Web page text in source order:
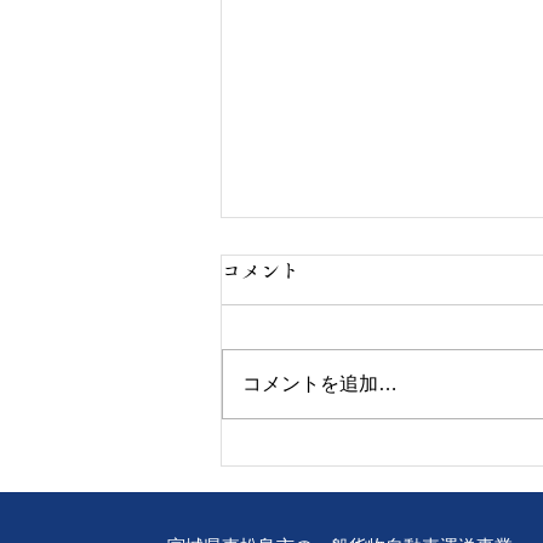
令和8年8年4日 女性専用ア
コメント
コメントを追加…